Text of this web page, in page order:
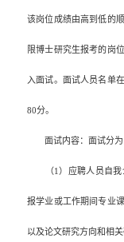
该岗位成绩由高到低的
限博士研究生报考的岗
入面试。面试人员名单
80分。
面试内容：面试分为
（1 ）应聘人员自
报学业或工作期间专业
以及论文研究方向和相